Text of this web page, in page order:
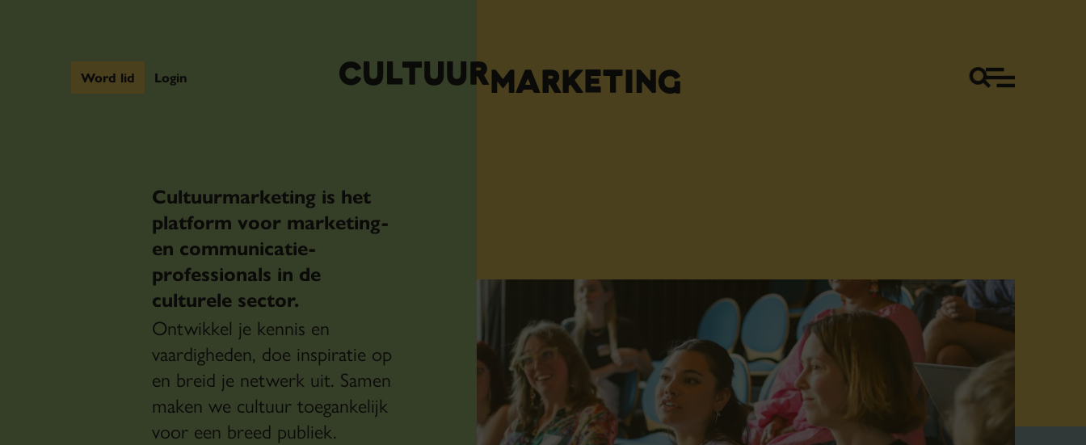
Word lid Login
Cultuurmarketing is het
platform voor marketing-
en communicatie-
professionals in de
culturele sector.
Ontwikkel je kennis en
vaardigheden, doe inspiratie op
en breid je netwerk uit. Samen
maken we cultuur toegankelijk
voor een breed publiek.